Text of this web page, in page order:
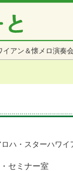
アン＆懐メロ演奏
ハ・スターハワイ
セミナー室